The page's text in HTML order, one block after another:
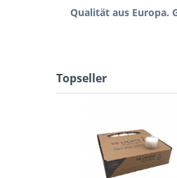
Qualität aus Europa.
Topseller